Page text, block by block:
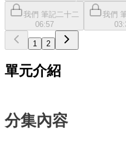
我們 筆記二十二
06:57
我們
1 2
單元介紹
分集內容